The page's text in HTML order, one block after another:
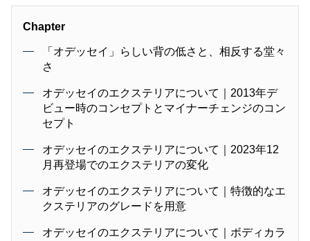
Chapter
「オデッセイ」らしい背の低さと、相反する堂々
さ
オデッセイのエクステリアについて｜2013年デ
ビュー時のコンセプトとマイナーチェンジのコン
セプト
オデッセイのエクステリアについて｜2023年12
月再登場でのエクステリアの変化
オデッセイのエクステリアについて｜特徴的なエ
クステリアのグレードを用意
オデッセイのエクステリアについて｜ボディカラ